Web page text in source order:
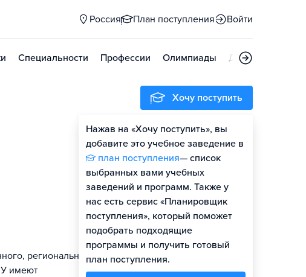
Россия План поступления Войти
Специальности Профессии Олимпиады Дни открытых
регионального
имеют
Хочу поступить
Нажав на «Хочу поступить», вы
добавите это учебное заведение в
план поступления— список
выбранных вами учебных
заведений и программ. Также у
нас есть сервис «Планировщик
поступления», который поможет
подобрать подходящие
программы и получить готовый
план поступления.
Оценить шансы